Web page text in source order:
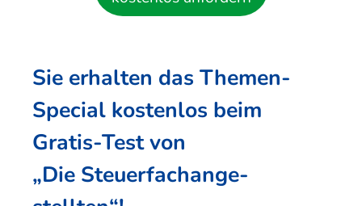
Sie erhalten das Themen-
Special kostenlos beim
Gratis-Test von
„Die Steuer­fach­ange­